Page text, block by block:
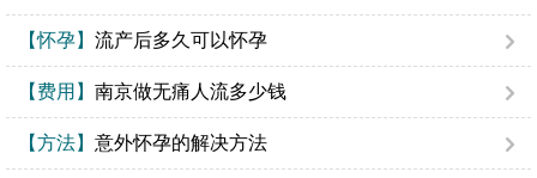
【怀孕】 流产后多久可以怀孕
【费用】 南京做无痛人流多少钱
【方法】 意外怀孕的解决方法